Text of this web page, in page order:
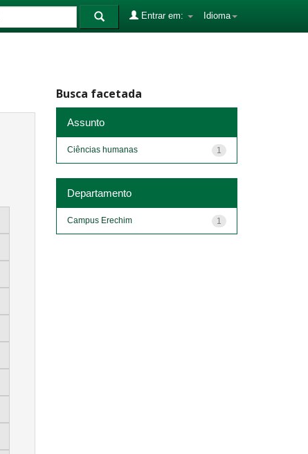
Idioma
Entrar em:
Busca facetada
Assunto
1
Ciências humanas
Departamento
1
Campus Erechim